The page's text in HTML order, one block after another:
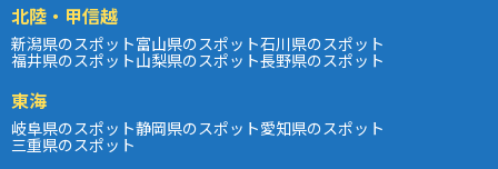
北陸・甲信越
新潟県のスポット富山県のスポット石川県のスポット
福井県のスポット山梨県のスポット長野県のスポット
東海
岐阜県のスポット静岡県のスポット愛知県のスポット
三重県のスポット